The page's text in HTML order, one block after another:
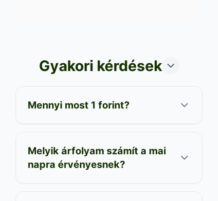
Gyakori kérdések
Mennyi most 1 forint?
Melyik árfolyam számít a mai
napra érvényesnek?